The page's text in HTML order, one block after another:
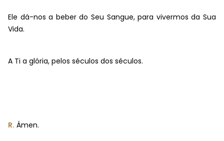
Ele dá-nos a beber do Seu Sangue, para vivermos da Sua
Vida.
A Ti a glória, pelos séculos dos séculos.
R. Ámen.